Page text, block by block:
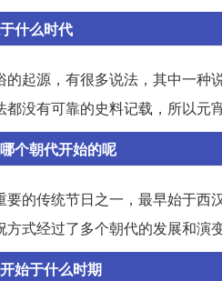
什么时代
的起源，有很多说法，其中一种
没有可靠的史料记载，所以元
个朝代开始的呢
要的传统节日之一，最早始于西
式经过了多个朝代的发展和演变
始于什么时期